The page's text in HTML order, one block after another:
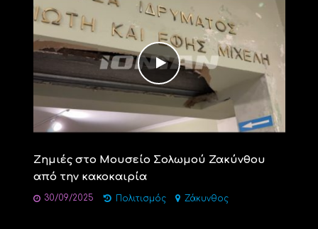
Ζημιές στο Μουσείο Σολωμού Ζακύνθου
από την κακοκαιρία
30/09/2025 Πολιτισμός Ζάκυνθος